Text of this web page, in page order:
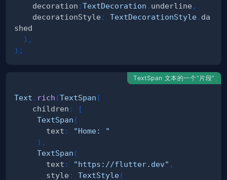
    decoration
:TextDecoration . underline ,
    decorationStyle
: TextDecorationStyle. da
) ,
) ;
TextSpan 文本的一个“片段”
Text . rich (TextSpan (
    children
:
[
TextSpan (
       text
:
"Home: "
) ,
TextSpan (
       text
: "https://flutter.dev" ,
       style
: TextStyle(